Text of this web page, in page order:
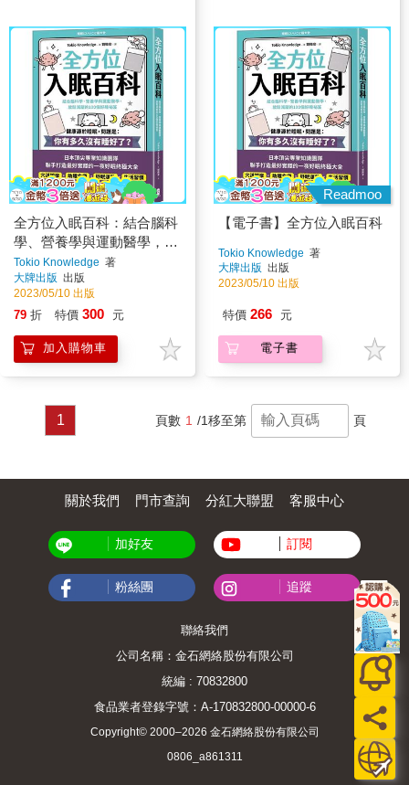
全方位入眠百科：結合腦科
學、營養學與運動醫學，放
鬆減壓的100個好睡祕笈
Tokio Knowledge 著
大牌出版 出版
2023/05/10 出版
79 折 特價 300 元
加入購物車
Readmoo
【電子書】全方位入眠百科
Tokio Knowledge 著
大牌出版 出版
2023/05/10 出版
特價 266 元
電子書
1 頁數 1 /1移至第 頁
關於我們 門市查詢 分紅大聯盟 客服中心
加好友 訂閱
粉絲團 追蹤
聯絡我們
公司名稱：金石網絡股份有限公司
統編 : 70832800
食品業者登錄字號：A-170832800-00000-6
Copyright© 2000–2026 金石網絡股份有限公司
0806_a861311